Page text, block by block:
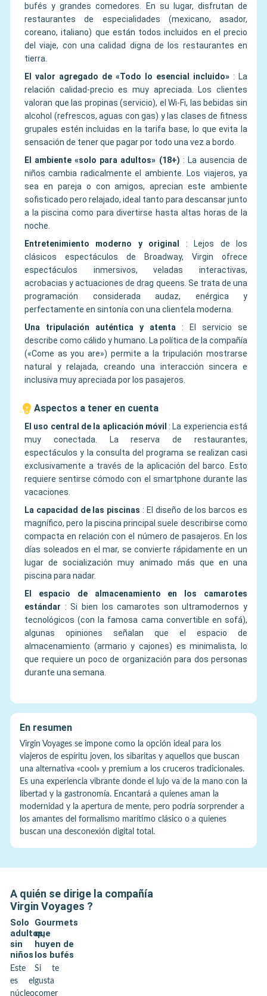
bufés y grandes comedores. En su lugar, disfrutan de
restaurantes de especialidades (mexicano, asador,
coreano, italiano) que están todos incluidos en el precio
del viaje, con una calidad digna de los restaurantes en
tierra.
El valor agregado de «Todo lo esencial incluido» : La
relación calidad-precio es muy apreciada. Los clientes
valoran que las propinas (servicio), el Wi-Fi, las bebidas sin
alcohol (refrescos, aguas con gas) y las clases de fitness
grupales estén incluidas en la tarifa base, lo que evita la
sensación de tener que pagar por todo una vez a bordo.
El ambiente «solo para adultos» (18+) : La ausencia de
niños cambia radicalmente el ambiente. Los viajeros, ya
sea en pareja o con amigos, aprecian este ambiente
sofisticado pero relajado, ideal tanto para descansar junto
a la piscina como para divertirse hasta altas horas de la
noche.
Entretenimiento moderno y original
:
Lejos de los
clásicos espectáculos de Broadway, Virgin ofrece
espectáculos inmersivos, veladas interactivas,
acrobacias y actuaciones de drag queens. Se trata de una
programación considerada audaz, enérgica y
perfectamente en sintonía con una clientela moderna.
Una tripulación auténtica y atenta
:
El servicio se
describe como cálido y humano. La política de la compañía
(«Come as you are») permite a la tripulación mostrarse
natural y relajada, creando una interacción sincera e
inclusiva muy apreciada por los pasajeros.
Aspectos a tener en cuenta
El uso central de la aplicación móvil : La experiencia está
muy conectada. La reserva de restaurantes,
espectáculos y la consulta del programa se realizan casi
exclusivamente a través de la aplicación del barco. Esto
requiere sentirse cómodo con el smartphone durante las
vacaciones.
La capacidad de las piscinas : El diseño de los barcos es
magnífico, pero la piscina principal suele describirse como
compacta en relación con el número de pasajeros. En los
días soleados en el mar, se convierte rápidamente en un
lugar de socialización muy animado más que en una
piscina para nadar.
El espacio de almacenamiento en los camarotes
estándar :Si bien los camarotes son ultramodernos y
tecnológicos (con la famosa cama convertible en sofá),
algunas opiniones señalan que el espacio de
almacenamiento (armario y cajones) es minimalista, lo
que requiere un poco de organización para dos personas
durante una semana.
En resumen
Virgin Voyages se impone como la opción ideal para los
viajeros de espíritu joven, los sibaritas y aquellos que buscan
una alternativa «cool» y premium a los cruceros tradicionales.
Es una experiencia vibrante donde el lujo va de la mano con la
libertad y la gastronomía. Encantará a quienes aman la
modernidad y la apertura de mente, pero podría sorprender a
los amantes del formalismo marítimo clásico o a quienes
buscan una desconexión digital total.
A quién se dirige la compañía
Virgin Voyages ?
Solo
adultos,
sin
niños
Este
es el
núcleo
Gourmets
que
huyen de
los bufés
Si te
gusta
comer